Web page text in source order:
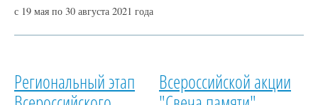
с 19 мая по 30 августа 2021 года
Региональный этап
Всероссийской акции